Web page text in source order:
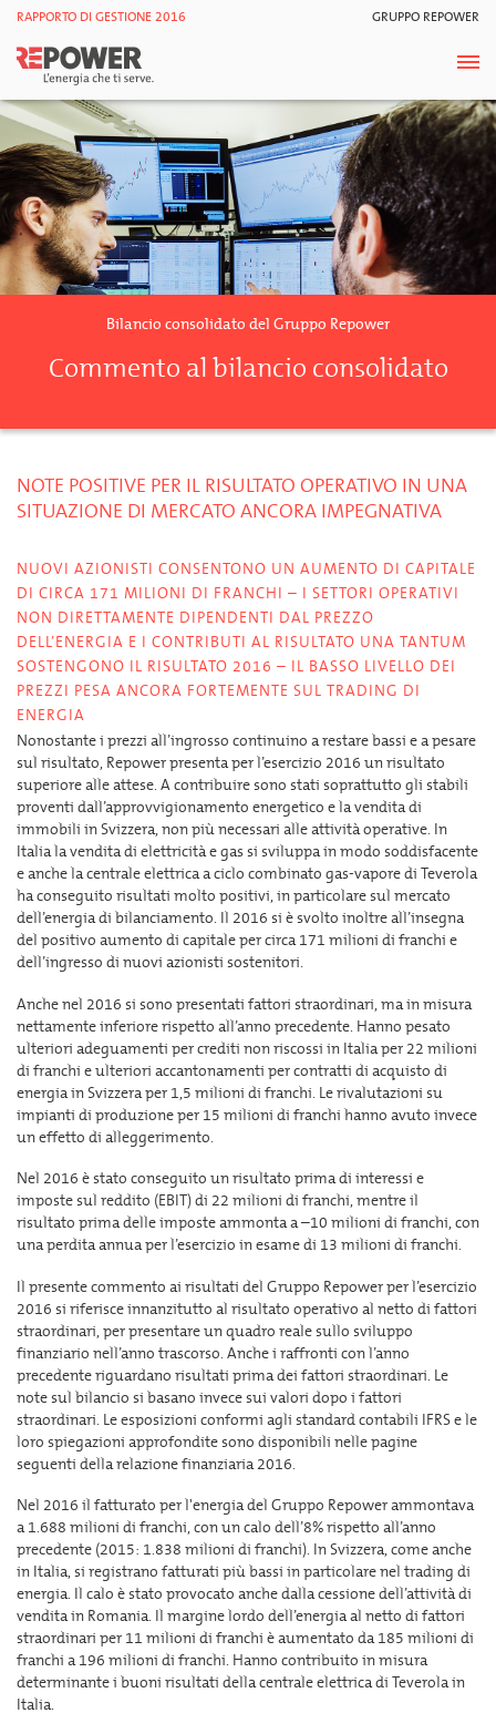
RAPPORTO DI GESTIONE 2016 GRUPPO REPOWER
Bilancio consolidato del Gruppo Repower
Commento al bilancio consolidato
NOTE POSITIVE PER IL RISULTATO OPERATIVO IN UNA
SITUAZIONE DI MERCATO ANCORA IMPEGNATIVA
NUOVI AZIONISTI CONSENTONO UN AUMENTO DI CAPITALE
DI CIRCA 171 MILIONI DI FRANCHI – I SETTORI OPERATIVI
NON DIRETTAMENTE DIPENDENTI DAL PREZZO
DELL’ENERGIA E I CONTRIBUTI AL RISULTATO UNA TANTUM
SOSTENGONO IL RISULTATO 2016 – IL BASSO LIVELLO DEI
PREZZI PESA ANCORA FORTEMENTE SUL TRADING DI
ENERGIA
Nonostante i prezzi all’ingrosso continuino a restare bassi e a pesare
sul risultato, Repower presenta per l’esercizio 2016 un risultato
superiore alle attese. A contribuire sono stati soprattutto gli stabili
proventi dall’approvvigionamento energetico e la vendita di
immobili in Svizzera, non più necessari alle attività operative. In
Italia la vendita di elettricità e gas si sviluppa in modo soddisfacente
e anche la centrale elettrica a ciclo combinato gas-vapore di Teverola
ha conseguito risultati molto positivi, in particolare sul mercato
dell’energia di bilanciamento. Il 2016 si è svolto inoltre all’insegna
del positivo aumento di capitale per circa 171 milioni di franchi e
dell’ingresso di nuovi azionisti sostenitori.
Anche nel 2016 si sono presentati fattori straordinari, ma in misura
nettamente inferiore rispetto all’anno precedente. Hanno pesato
ulteriori adeguamenti per crediti non riscossi in Italia per 22 milioni
di franchi e ulteriori accantonamenti per contratti di acquisto di
energia in Svizzera per 1,5 milioni di franchi. Le rivalutazioni su
impianti di produzione per 15 milioni di franchi hanno avuto invece
un effetto di alleggerimento.
Nel 2016 è stato conseguito un risultato prima di interessi e
imposte sul reddito (EBIT) di 22 milioni di franchi, mentre il
risultato prima delle imposte ammonta a –10 milioni di franchi, con
una perdita annua per l’esercizio in esame di 13 milioni di franchi.
Il presente commento ai risultati del Gruppo Repower per l’esercizio
2016 si riferisce innanzitutto al risultato operativo al netto di fattori
straordinari, per presentare un quadro reale sullo sviluppo
finanziario nell’anno trascorso. Anche i raffronti con l’anno
precedente riguardano risultati prima dei fattori straordinari. Le
note sul bilancio si basano invece sui valori dopo i fattori
straordinari. Le esposizioni conformi agli standard contabili IFRS e le
loro spiegazioni approfondite sono disponibili nelle pagine
seguenti della relazione finanziaria 2016.
Nel 2016 il fatturato per l'energia del Gruppo Repower ammontava
a 1.688 milioni di franchi, con un calo dell’8% rispetto all’anno
precedente (2015: 1.838 milioni di franchi). In Svizzera, come anche
in Italia, si registrano fatturati più bassi in particolare nel trading di
energia. Il calo è stato provocato anche dalla cessione dell’attività di
vendita in Romania. Il margine lordo dell’energia al netto di fattori
straordinari per 11 milioni di franchi è aumentato da 185 milioni di
franchi a 196 milioni di franchi. Hanno contribuito in misura
determinante i buoni risultati della centrale elettrica di Teverola in
Italia.